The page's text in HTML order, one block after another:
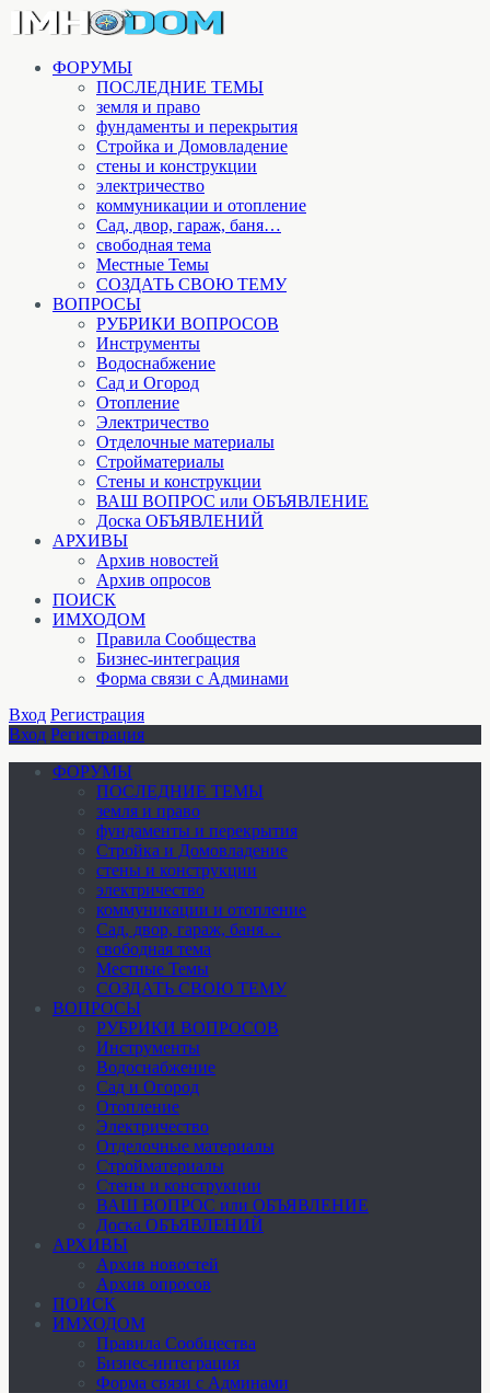
ФОРУМЫ
ПОСЛЕДНИЕ ТЕМЫ
земля и право
фундаменты и перекрытия
Стройка и Домовладение
стены и конструкции
электричество
коммуникации и отопление
Cад, двор, гараж, баня…
свободная тема
Местные Темы
СОЗДАТЬ СВОЮ ТЕМУ
ВОПРОСЫ
РУБРИКИ ВОПРОСОВ
Инструменты
Водоснабжение
Сад и Огород
Отопление
Электричество
Отделочные материалы
Стройматериалы
Стены и конструкции
ВАШ ВОПРОС или ОБЪЯВЛЕНИЕ
Доска ОБЪЯВЛЕНИЙ
АРХИВЫ
Архив новостей
Архив опросов
ПОИСК
ИМХОДОМ
Правила Сообщества
Бизнес-интеграция
Форма связи с Админами
Вход Регистрация
Вход Регистрация
ФОРУМЫ
ПОСЛЕДНИЕ ТЕМЫ
земля и право
фундаменты и перекрытия
Стройка и Домовладение
стены и конструкции
электричество
коммуникации и отопление
Cад, двор, гараж, баня…
свободная тема
Местные Темы
СОЗДАТЬ СВОЮ ТЕМУ
ВОПРОСЫ
РУБРИКИ ВОПРОСОВ
Инструменты
Водоснабжение
Сад и Огород
Отопление
Электричество
Отделочные материалы
Стройматериалы
Стены и конструкции
ВАШ ВОПРОС или ОБЪЯВЛЕНИЕ
Доска ОБЪЯВЛЕНИЙ
АРХИВЫ
Архив новостей
Архив опросов
ПОИСК
ИМХОДОМ
Правила Сообщества
Бизнес-интеграция
Форма связи с Админами